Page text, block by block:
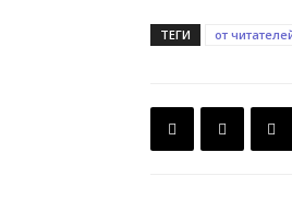
ТЕГИ от